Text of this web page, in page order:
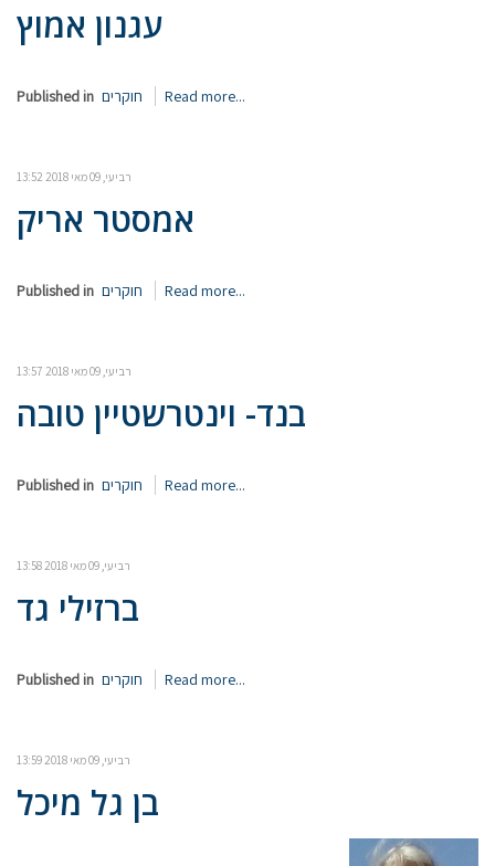
עגנון אמוץ
Published in חוקרים Read more...
רביעי, 09 מאי 2018 13:52
אמסטר אריק
Published in חוקרים Read more...
רביעי, 09 מאי 2018 13:57
בנד- וינטרשטיין טובה
Published in חוקרים Read more...
רביעי, 09 מאי 2018 13:58
ברזילי גד
Published in חוקרים Read more...
רביעי, 09 מאי 2018 13:59
בן גל מיכל